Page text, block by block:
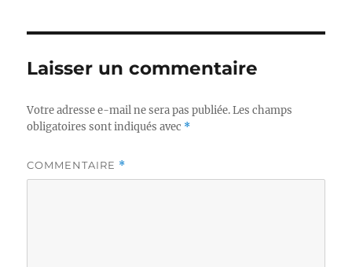
Laisser un commentaire
Votre adresse e-mail ne sera pas publiée. Les champs
obligatoires sont indiqués avec *
COMMENTAIRE *